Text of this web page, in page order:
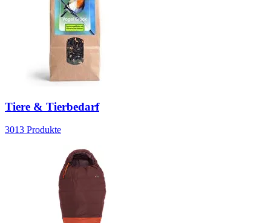
Tiere & Tierbedarf
3013 Produkte